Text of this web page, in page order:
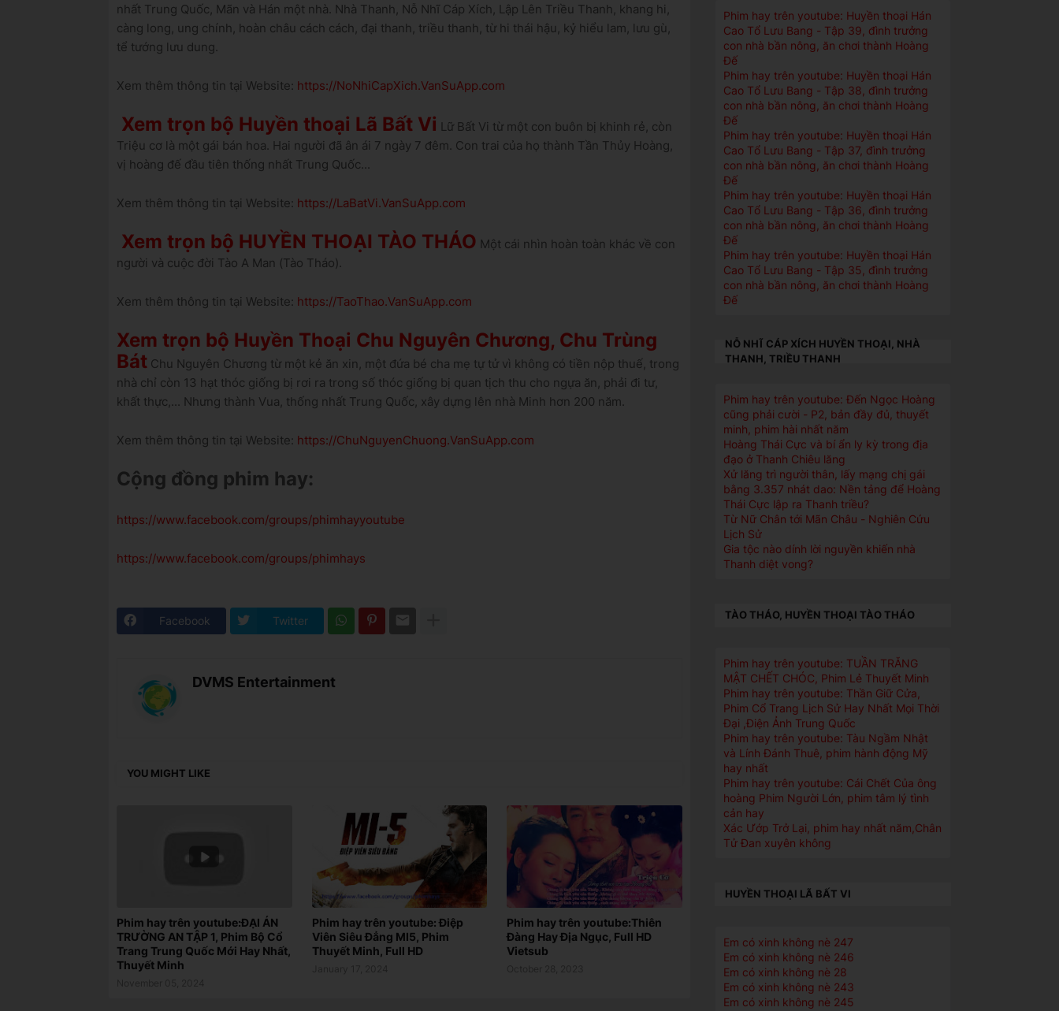
nhất Trung Quốc, Mãn và Hán một nhà. Nhà Thanh, Nỗ Nhĩ Cáp Xích, Lập Lên Triều Thanh, khang hi,
càng long, ung chính, hoàn châu cách cách, đại thanh, triều thanh, từ hi thái hậu, kỷ hiểu lam, lưu gù,
tể tướng lưu dung.
Xem thêm thông tin tại Website: https://NoNhiCapXich.VanSuApp.com
Xem trọn bộ Huyền thoại Lã Bất Vi
Lữ Bất Vi từ một con buôn bị khinh rẻ, còn
Triệu cơ là một gái bán hoa. Hai người đã ân ái 7 ngày 7 đêm. Con trai của họ thành Tần Thủy Hoàng,
vị hoàng đế đầu tiên thống nhất Trung Quốc...
Xem thêm thông tin tại Website: https://LaBatVi.VanSuApp.com
Xem trọn bộ HUYỀN THOẠI TÀO THÁO Một cái nhìn hoàn toàn khác về con
người và cuộc đời Tào A Man (Tào Tháo).
Xem thêm thông tin tại Website: https://TaoThao.VanSuApp.com
Xem trọn bộ Huyền Thoại Chu Nguyên Chương, Chu Trùng
Bát Chu Nguyên Chương từ một kẻ ăn xin, một đứa bé cha mẹ tự tử vì không có tiền nộp thuế, trong
nhà chỉ còn 13 hạt thóc giống bị rơi ra trong số thóc giống bị quan tịch thu cho ngựa ăn, phải đi tư,
khất thực,... Nhưng thành Vua, thống nhất Trung Quốc, xây dựng lên nhà Minh hơn 200 năm.
Xem thêm thông tin tại Website: https://ChuNguyenChuong.VanSuApp.com
Cộng đồng phim hay:
https://www.facebook.com/groups/phimhayyoutube
https://www.facebook.com/groups/phimhays
Facebook Twitter
DVMS Entertainment
YOU MIGHT LIKE
Phim hay trên youtube:ĐẠI ÁN
TRƯỜNG AN TẬP 1, Phim Bộ Cổ
Trang Trung Quốc Mới Hay Nhất,
Thuyết Minh
Phim hay trên youtube: Điệp
Viên Siêu Đẳng MI5, Phim
Thuyết Minh, Full HD
Phim hay trên youtube:Thiên
Đàng Hay Địa Ngục, Full HD
Vietsub
Phim hay trên youtube: Huyền thoại Hán
Cao Tổ Lưu Bang - Tập 39, đình trưởng
con nhà bần nông, ăn chơi thành Hoàng
Đế
Phim hay trên youtube: Huyền thoại Hán
Cao Tổ Lưu Bang - Tập 38, đình trưởng
con nhà bần nông, ăn chơi thành Hoàng
Đế
Phim hay trên youtube: Huyền thoại Hán
Cao Tổ Lưu Bang - Tập 37, đình trưởng
con nhà bần nông, ăn chơi thành Hoàng
Đế
Phim hay trên youtube: Huyền thoại Hán
Cao Tổ Lưu Bang - Tập 36, đình trưởng
con nhà bần nông, ăn chơi thành Hoàng
Đế
Phim hay trên youtube: Huyền thoại Hán
Cao Tổ Lưu Bang - Tập 35, đình trưởng
con nhà bần nông, ăn chơi thành Hoàng
Đế
NỖ NHĨ CÁP XÍCH HUYỀN THOẠI, NHÀ
THANH, TRIỀU THANH
Phim hay trên youtube: Đến Ngọc Hoàng
cũng phải cười - P2, bản đầy đủ, thuyết
minh, phim hài nhất năm
Hoàng Thái Cực và bí ẩn ly kỳ trong địa
đạo ở Thanh Chiêu lăng
Xử lăng trì người thân, lấy mạng chị gái
bằng 3.357 nhát dao: Nền tảng để Hoàng
Thái Cực lập ra Thanh triều?
Từ Nữ Chân tới Mãn Châu - Nghiên Cứu
Lịch Sử
Gia tộc nào dính lời nguyền khiến nhà
Thanh diệt vong?
TÀO THÁO, HUYỀN THOẠI TÀO THÁO
Phim hay trên youtube: TUẦN TRĂNG
MẬT CHẾT CHÓC, Phim Lẻ Thuyết Minh
Phim hay trên youtube: Thần Giữ Cửa,
Phim Cổ Trang Lịch Sử Hay Nhất Mọi Thời
Đại ,Điện Ảnh Trung Quốc
Phim hay trên youtube: Tàu Ngầm Nhật
và Lính Đánh Thuê, phim hành động Mỹ
hay nhất
Phim hay trên youtube: Cái Chết Của ông
hoàng Phim Người Lớn, phim tâm lý tình
cản hay
Xác Ướp Trở Lại, phim hay nhất năm,Chân
Tử Đan xuyên không
HUYỀN THOẠI LÃ BẤT VI
Em có xinh không nè 247
Em có xinh không nè 246
Em có xinh không nè 28
Em có xinh không nè 243
Em có xinh không nè 245